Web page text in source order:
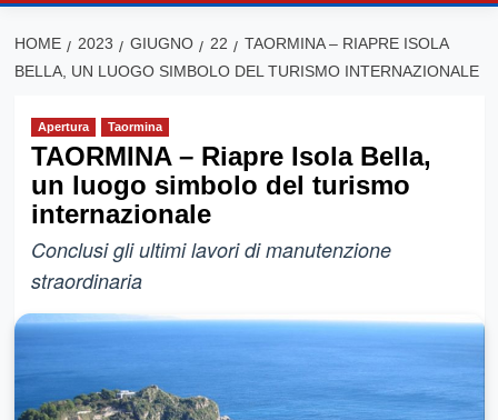
HOME 2023 GIUGNO 22
TAORMINA – RIAPRE ISOLA
BELLA, UN LUOGO SIMBOLO DEL TURISMO INTERNAZIONALE
Apertura Taormina
TAORMINA – Riapre Isola Bella,
un luogo simbolo del turismo
internazionale
Conclusi gli ultimi lavori di manutenzione
straordinaria